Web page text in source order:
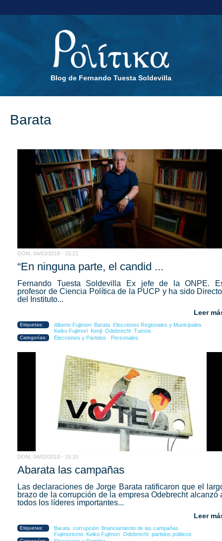
Blog de Fernando Tuesta Soldevilla
Barata
DOM, 04/03/2018 - 15:21
“En ninguna parte, el candid ...
Fernando Tuesta Soldevilla Ex jefe de la ONPE.
profesor de Ciencia Política de la PUCP y ha sido
del Instituto...
Leer
Etiquetas: Alberto Fujimori Barata
Elecciones Regionales y Municipales
Keiko Fujimori
Kenji Odebrecht Tuesta
Categorías: Elecciones y Partidos Personales
DOM, 04/03/2018 - 15:10
Abarata las campañas
Las declaraciones de Jorge Barata ratificaron que el
brazo de la corrupción de la empresa Odebrecht alcanzó
todos los líderes importantes...
Leer
Etiquetas: Barata corrupción financiamiento de las campañas
Fujimorismo Keiko Fujimori Odebrecht partidos politicos